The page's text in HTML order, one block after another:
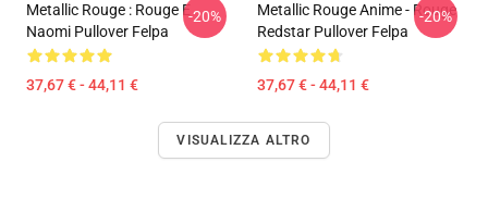
Metallic Rouge : Rouge E
Naomi Pullover Felpa
37,67 € - 44,11 €
-20%
Metallic Rouge Anime - Rouge
Redstar Pullover Felpa
37,67 € - 44,11 €
-20%
VISUALIZZA ALTRO